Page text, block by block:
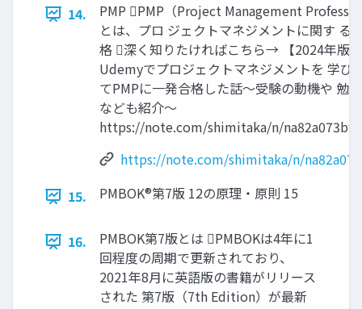
14.
PMP PMP（Project Management
とは、プロ ジェクトマネジメントに関す る
格 深く知りたければこちら→ 【2024年版】
Udemyでプロジェクトマネジメントを 学び
てPMPに一発合格した話～受験の動機や 勉
なども紹介～
https://note.com/shimitaka/n/
https://note.com/shimitaka/n/
15.
PMBOK®第7版 12の原理・原則 15
16.
PMBOK第7版とは PMBOKは4年に1
回程度の周期で更新されており、
2021年8月に英語版の書籍がリリース
された 第7版（7th Edition）が最新